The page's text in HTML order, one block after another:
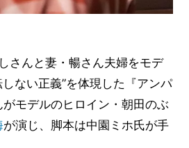
さんと妻・暢さん夫婦をモデ
ない正義”を体現した『アンパ
モデルのヒロイン・朝田のぶ
が演じ、脚本は中園ミホ氏が手